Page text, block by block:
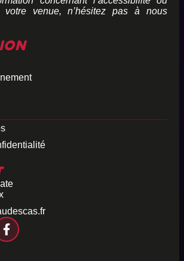
votre venue, n’hésitez pas à nous